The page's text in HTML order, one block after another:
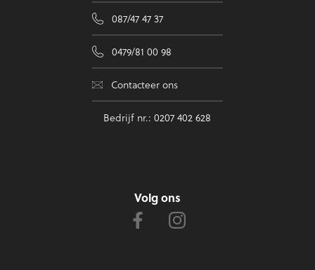
087/47 47 37
0479/81 00 98
Contacteer ons
Bedrijf nr.: 0207 402 628
Volg ons